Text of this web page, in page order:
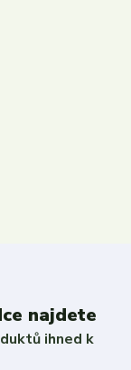
najdete
ihned k